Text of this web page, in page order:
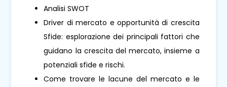
Analisi SWOT
Driver di mercato e opportunità di crescita
Sfide: esplorazione dei principali fattori che
guidano la crescita del mercato, insieme a
potenziali sfide e rischi.
Come trovare le lacune del mercato e le